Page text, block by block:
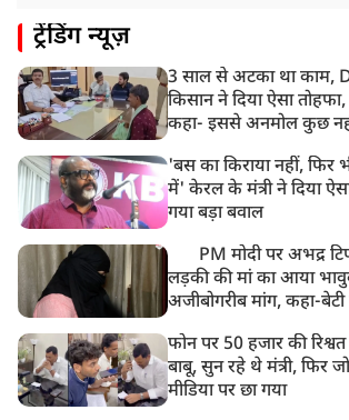
हिमाचल के चंबा में बड़ा सड़क हादसा, 7 यात्रियों
9:23 AM
सलमान खान के घर के बाहर ड्यूटी पर तैनात
अचानक बिगड़ी थी तबीयत
ट्रेंडिंग न्यूज़
3 साल से अटका था काम,
किसान ने दिया ऐसा
कहा- इससे अनमोल कुछ
'बस का किराया नहीं, फिर
में' केरल के मंत्री ने दिया
गया बड़ा बवाल
PM मोदी पर अभद्र
लड़की की मां का आया
अजीबोगरीब मांग, कहा-बेटी
फोन पर 50 हजार की
बाबू, सुन रहे थे मंत्री, फिर
मीडिया पर छा गया